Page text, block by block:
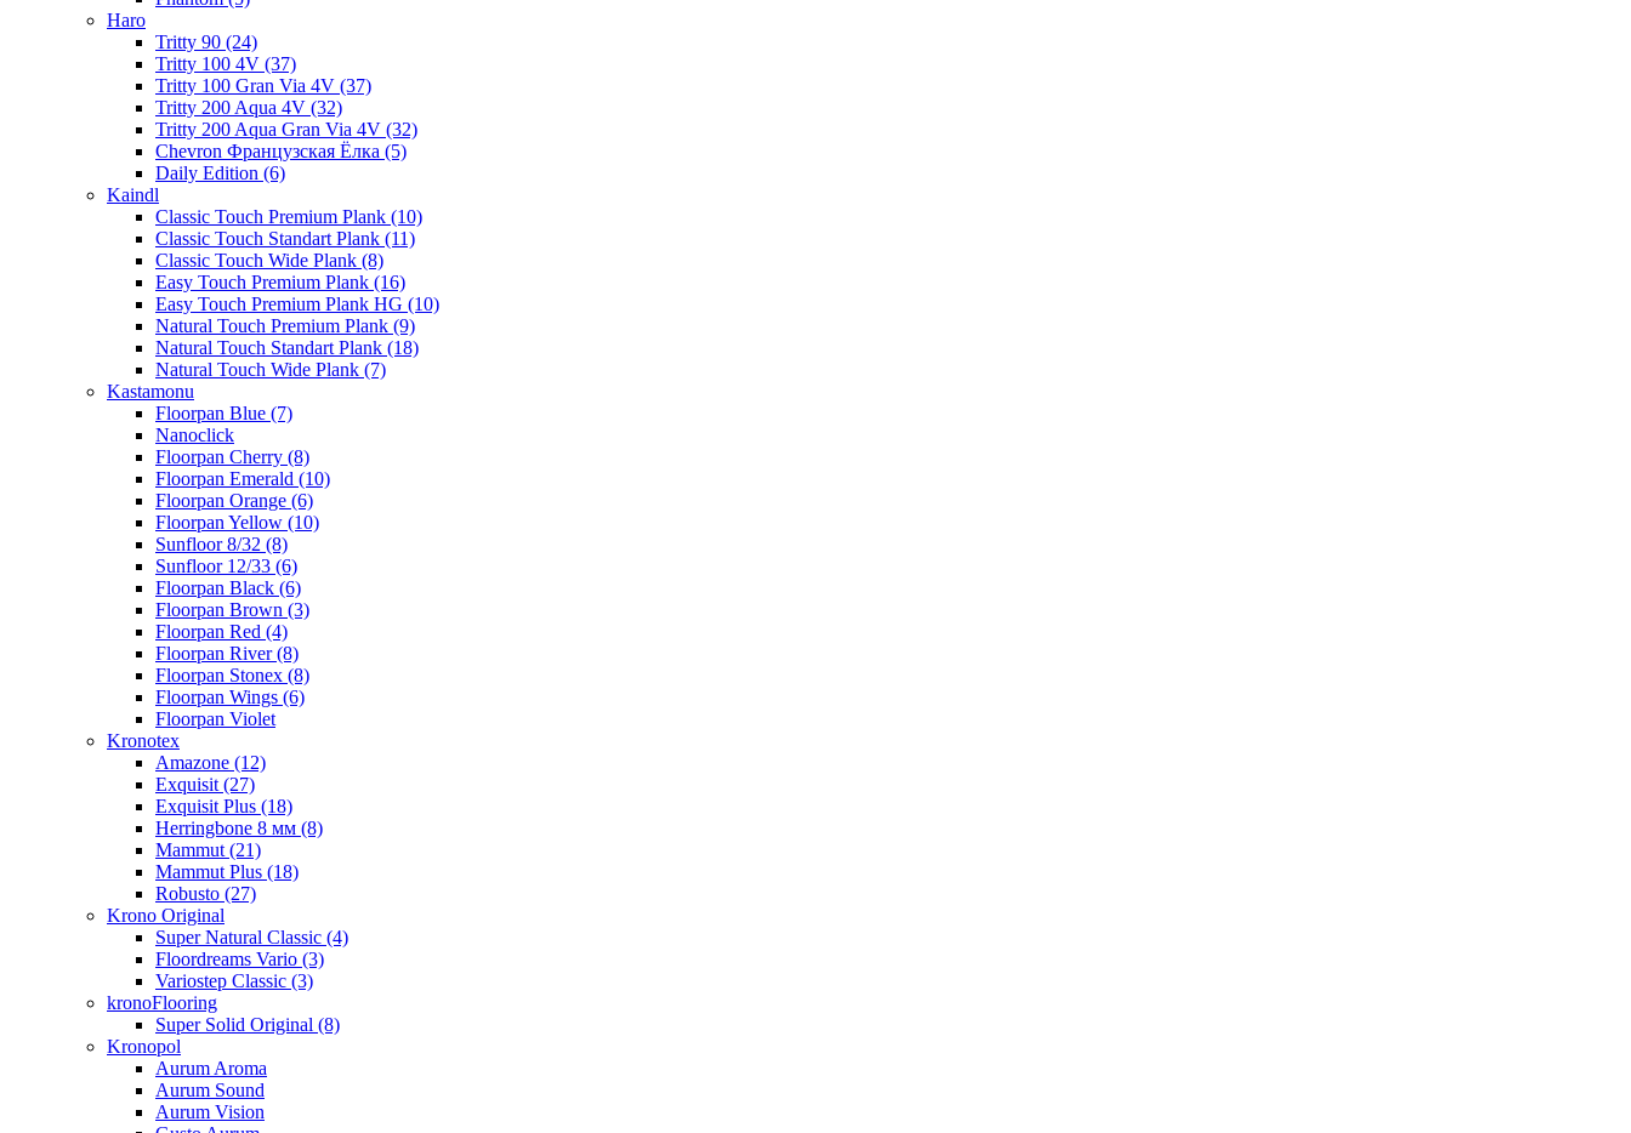
Haro
Tritty 90 (24)
Tritty 100 4V (37)
Tritty 100 Gran Via 4V (37)
Tritty 200 Aqua 4V (32)
Tritty 200 Aqua Gran Via 4V (32)
Chevron Французская Ёлка (5)
Daily Edition (6)
Kaindl
Classic Touch Premium Plank (10)
Classic Touch Standart Plank (11)
Classic Touch Wide Plank (8)
Easy Touch Premium Plank (16)
Easy Touch Premium Plank HG (10)
Natural Touch Premium Plank (9)
Natural Touch Standart Plank (18)
Natural Touch Wide Plank (7)
Kastamonu
Floorpan Blue (7)
Nanoclick
Floorpan Cherry (8)
Floorpan Emerald (10)
Floorpan Orange (6)
Floorpan Yellow (10)
Sunfloor 8/32 (8)
Sunfloor 12/33 (6)
Floorpan Black (6)
Floorpan Brown (3)
Floorpan Red (4)
Floorpan River (8)
Floorpan Stonex (8)
Floorpan Wings (6)
Floorpan Violet
Kronotex
Amazone (12)
Exquisit (27)
Exquisit Plus (18)
Herringbone 8 мм (8)
Mammut (21)
Mammut Plus (18)
Robusto (27)
Krono Original
Super Natural Classic (4)
Floordreams Vario (3)
Variostep Classic (3)
kronoFlooring
Super Solid Original (8)
Kronopol
Aurum Aroma
Aurum Sound
Aurum Vision